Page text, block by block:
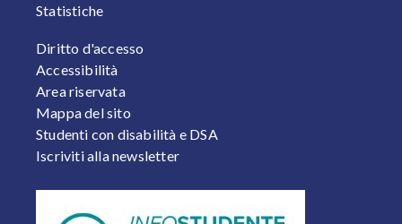
Statistiche
FOOTER 2
Diritto d'accesso
Accessibilità
Area riservata
Mappa del sito
Studenti con disabilità e DSA
Iscriviti alla newsletter